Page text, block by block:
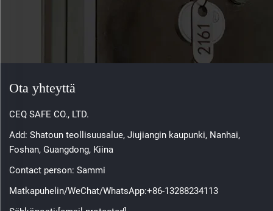
Ota yhteyttä
CEQ SAFE CO., LTD.
Add: Shatoun teollisuusalue, Jiujiangin kaupunki, Nanhai,
Foshan, Guangdong, Kiina
Contact person: Sammi
Matkapuhelin/WeChat/WhatsApp:+86-13288234113